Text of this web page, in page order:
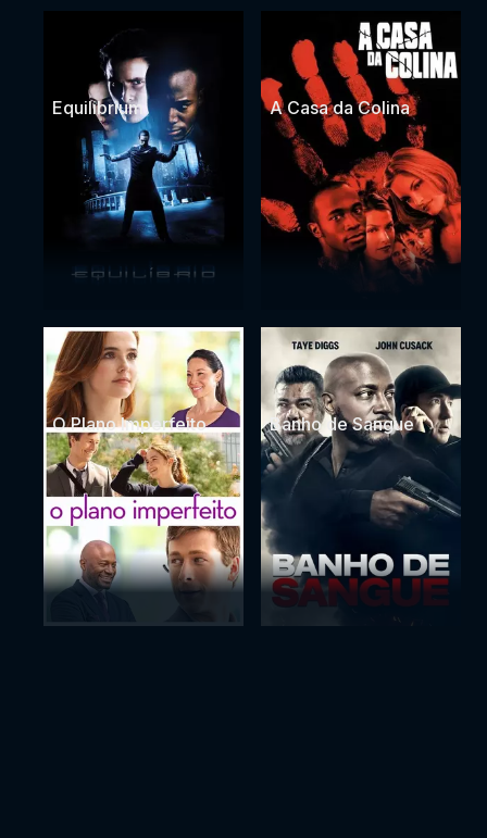
Equilibrium A Casa da Colina
O Plano Imperfeito Banho de Sangue